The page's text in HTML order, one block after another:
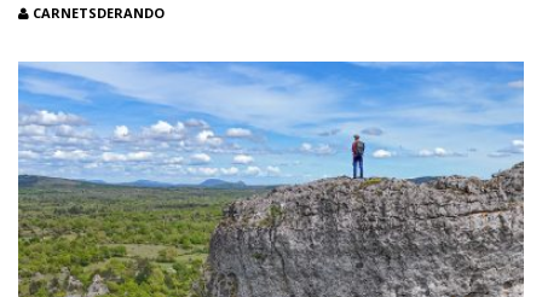
CARNETSDERANDO